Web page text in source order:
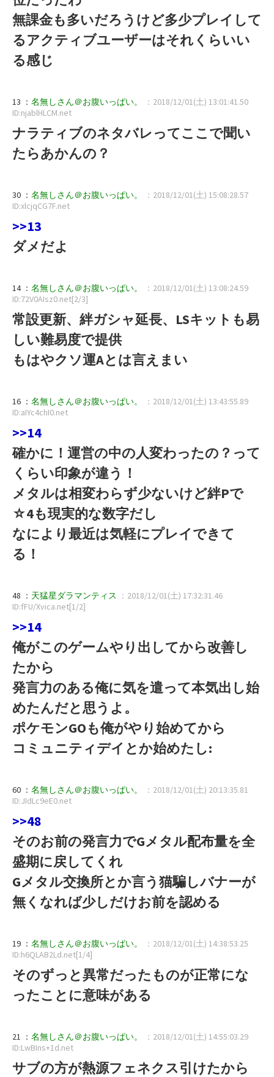
無課金も多いだろうけど多少プレイして
るアクティブユーザーはそれくらいい
る感じ
13 ： 名無しさん＠お腹いっぱい。
：2018/12/01(土) 13:01:41.50
ID:njablHLCM.net
ナラティブのネタバレってここで聞い
たらあかんの？
30 ： 名無しさん＠お腹いっぱい。
：2018/12/01(土) 15:08:28.57
ID:xlcjqCG7F.net
>>13
ダメだよ
14 ： 名無しさん＠お腹いっぱい。
：2018/12/01(土) 13:08:24.59
ID:72V0AIsz0.net[2/3]
常設更新、絆ガシャ延長、LSキットも易
しい難易度で提供
もはやクソ運Aとは言えまい
16 ： 名無しさん＠お腹いっぱい。
：2018/12/01(土) 13:43:55.89
ID:aIYc4chI0.net
>>14
確かに！運営の中の人変わったの？って
くらい印象が違う！
メタルは相変わらず少ないけど絆Pで
☆4も現実的な数字だし
なにより最近は気軽にプレイできて
る！
48 ： 天猛星ダラマンティス
：2018/12/01(土) 17:32:31.46
ID:fFU/Xvica.net[1/2]
>>14
俺がこのゲームやり出してから改善し
たから
発言力のある俺に気を遣って本気出し始
めたんだと思うよ。
ポケモンGOも俺がやり始めてから
コミュニティデイとか始めたし:
60 ： 名無しさん＠お腹いっぱい。
：2018/12/01(土) 20:13:35.81
ID:JIdLc9eE0.net
>>48
そのお前の発言力でGメタル配布量を全
盛期に戻してくれ
Gメタル交換所とか言う猫騙しバナーが
無くなれば少しだけお前を認める
19 ： 名無しさん＠お腹いっぱい。
：2018/12/01(土) 14:38:53.25
ID:h6QLAB2Ld.net[1/4]
そのずっと異常だったものが正常にな
ったことに意味がある
21 ： 名無しさん＠お腹いっぱい。
：2018/12/01(土) 14:55:03.29
ID:LwBIns+1d.net
サブの方が熱源フェネクス引けたから